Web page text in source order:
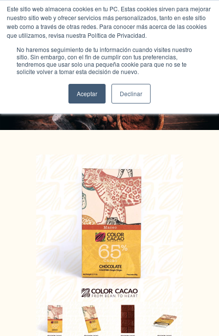
Este sitio web almacena cookies en tu PC. Estas cookies sirven para mejorar
nuestro sitio web y ofrecer servicios más personalizados, tanto en este sitio
web como a través de otras redes. Para conocer más acerca de las cookies
que utilizamos, revisa nuestra Política de Privacidad.
No haremos seguimiento de tu información cuando visites nuestro
sitio. Sin embargo, con el fin de cumplir con tus preferencias,
tendremos que usar solo una pequeña cookie para que no se te
solicite volver a tomar esta decisión de nuevo.
Aceptar Declinar
Tienda Color Cacao